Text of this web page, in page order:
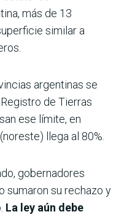
más de 13
similar a
argentinas se
de Tierras
ese límite, en
llega al 80%.
gobernadores
sumaron su rechazo y
La ley aún debe